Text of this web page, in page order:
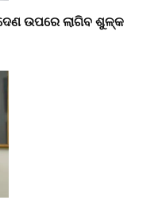
ଉପରେ ଲାଗିବ ଶୁଳ୍କ